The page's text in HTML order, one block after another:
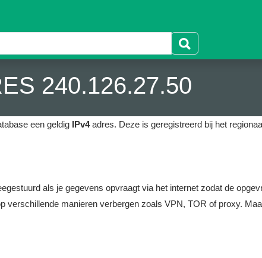
240.126.27.50
een geldig IPv4adres. Deze is geregistreerd bij het
als je gegevens opvraagt via het internet zodat de
manieren verbergen zoals VPN, TOR of proxy.